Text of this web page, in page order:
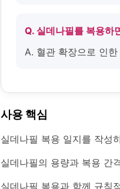
Q. 실데나필를 복용하
A. 혈관 확장으로 인
사용 핵심
실데나필 복용 일지를 작성
실데나필의 용량과 복용 간
실데나필 복용과 함께 규칙